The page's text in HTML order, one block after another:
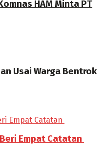
HAM Minta PT
Usai Warga Bentrok
Empat Catatan